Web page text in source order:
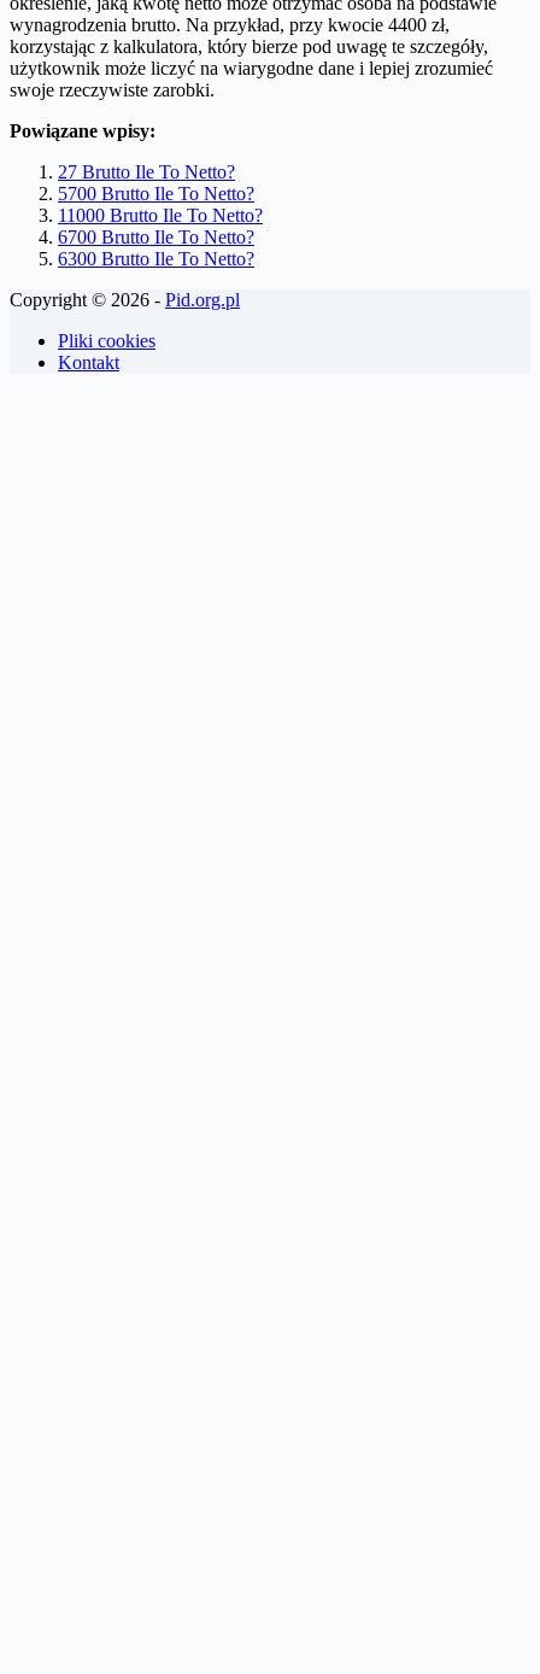
wynagrodzenia brutto. Na przykład, przy kwocie 4400 zł,
korzystając z kalkulatora, który bierze pod uwagę te szczegóły,
użytkownik może liczyć na wiarygodne dane i lepiej zrozumieć
swoje rzeczywiste zarobki.
Powiązane wpisy:
27 Brutto Ile To Netto?
5700 Brutto Ile To Netto?
11000 Brutto Ile To Netto?
6700 Brutto Ile To Netto?
6300 Brutto Ile To Netto?
Copyright © 2026 - Pid.org.pl
Pliki cookies
Kontakt